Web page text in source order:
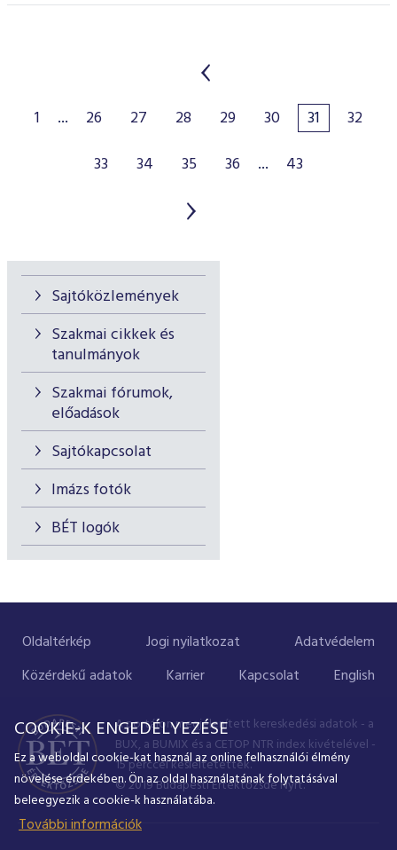
Sajtóközlemények
Szakmai cikkek és
tanulmányok
Szakmai fórumok,
előadások
Sajtókapcsolat
Imázs fotók
BÉT logók
1 ... 26 27 28 29 30 31
32
33
34 35 36 ... 43
Oldaltérkép Jogi nyilatkozat
Adatvédelem
Közérdekű adatok
Karrier Kapcsolat English
A portálon megjelenített kereskedési adatok - a
BUX, a BUMIX és a CETOP NTR index kivételével -
15 perccel késleltetettek.
© 2019 Budapesti Értéktőzsde Nyrt.
COOKIE-K ENGEDÉLYEZÉSE
Ez a weboldal cookie-kat használ az online felhasználói élmény
növelése érdekében. Ön az oldal használatának folytatásával
beleegyezik a cookie-k használatába.
További információk